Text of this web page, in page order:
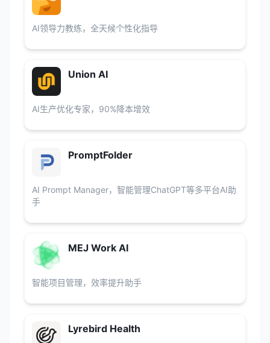
AI领导力教练，全天候个性化指导
Union AI
AI生产优化专家，90%降本增效
PromptFolder
AI Prompt Manager，智能管理ChatGPT等多平台AI助
手
MEJ Work AI
智能项目管理，效率提升助手
Lyrebird Health